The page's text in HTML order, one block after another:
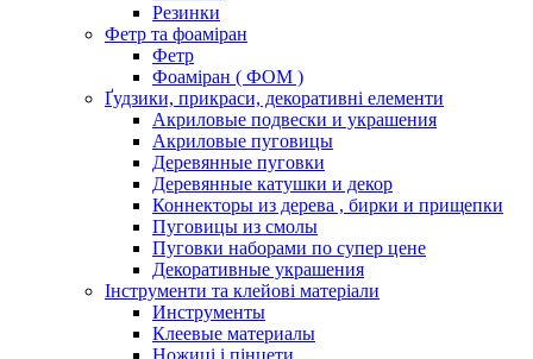
Резинки
Фетр та фоаміран
Фетр
Фоаміран ( ФОМ )
Ґудзики, прикраси, декоративні елементи
Акриловые подвески и украшения
Акриловые пуговицы
Деревянные пуговки
Деревянные катушки и декор
Коннекторы из дерева , бирки и прищепки
Пуговицы из смолы
Пуговки наборами по супер цене
Декоративные украшения
Інструменти та клейові матеріали
Инструменты
Клеевые материалы
Ножиці і пінцети